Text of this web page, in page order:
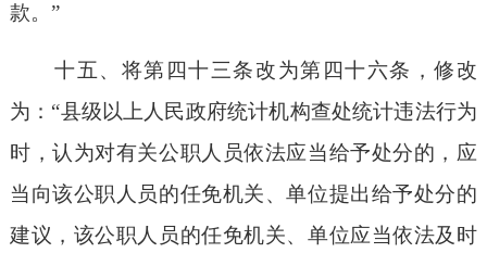
款。”
十五、将第四十三条改为第四十六条，修改
为：“县级以上人民政府统计机构查处统计违法行为
时，认为对有关公职人员依法应当给予处分的，应
当向该公职人员的任免机关、单位提出给予处分的
建议，该公职人员的任免机关、单位应当依法及时